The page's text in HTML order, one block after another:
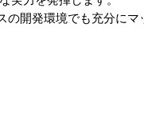
開発環境でも充分にマ